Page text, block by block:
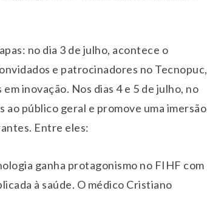
no dia 3 de julho, acontece o
e patrocinadores no Tecnopuc,
inovação. Nos dias 4 e 5 de julho, no
ao público geral e promove uma imersão
Entre eles:
ganha protagonismo no FIHF com
à saúde. O médico Cristiano